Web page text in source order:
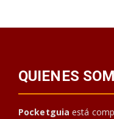
QUIENES
Pocketguia está